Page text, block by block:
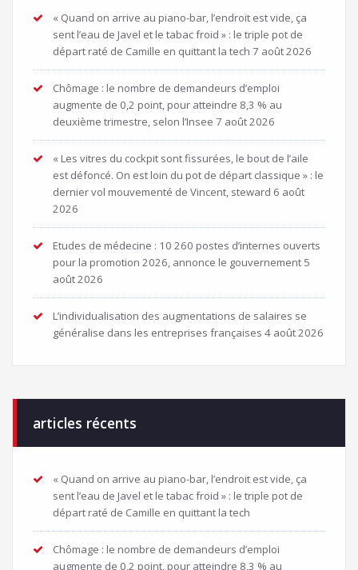
« Quand on arrive au piano-bar, l’endroit est vide, ça
sent l’eau de Javel et le tabac froid » : le triple pot de
départ raté de Camille en quittant la tech 7 août 2026
Chômage : le nombre de demandeurs d’emploi
augmente de 0,2 point, pour atteindre 8,3 % au
deuxième trimestre, selon l’Insee 7 août 2026
« Les vitres du cockpit sont fissurées, le bout de l’aile
est défoncé. On est loin du pot de départ classique » : le
dernier vol mouvementé de Vincent, steward 6 août
2026
Etudes de médecine : 10 260 postes d’internes ouverts
pour la promotion 2026, annonce le gouvernement 5
août 2026
L’individualisation des augmentations de salaires se
généralise dans les entreprises françaises 4 août 2026
articles récents
« Quand on arrive au piano-bar, l’endroit est vide, ça
sent l’eau de Javel et le tabac froid » : le triple pot de
départ raté de Camille en quittant la tech
Chômage : le nombre de demandeurs d’emploi
augmente de 0,2 point, pour atteindre 8,3 % au